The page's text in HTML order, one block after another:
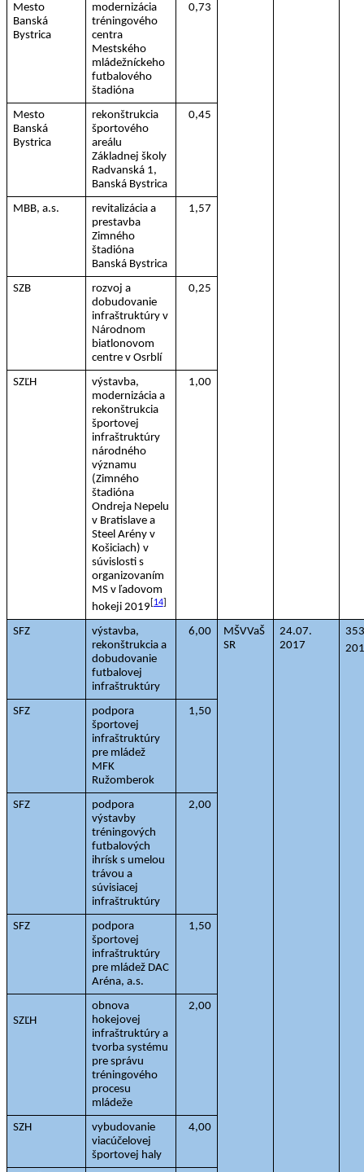
Mesto
Banská
Bystrica
modernizácia
tréningového
centra
Mestského
mládežníckeho
futbalového
štadióna
0,73
Mesto
Banská
Bystrica
rekonštrukcia
športového
areálu
Základnej školy
Radvanská 1,
Banská Bystrica
0,45
MBB, a.s.
revitalizácia a
prestavba
Zimného
štadióna
Banská Bystrica
1,57
SZB
rozvoj a
dobudovanie
infraštruktúry v
Národnom
biatlonovom
centre v Osrblí
0,25
SZĽH
výstavba,
modernizácia a
rekonštrukcia
športovej
infraštruktúry
národného
významu
(Zimného
štadióna
Ondreja Nepelu
v Bratislave a
Steel Arény v
Košiciach) v
súvislosti s
organizovaním
MS v ľadovom
hokeji 2019 14]
1,00
SFZ
výstavba,
rekonštrukcia a
dobudovanie
futbalovej
infraštruktúry
6,00
MŠVVaŠ
SR
24.07.
2017
SFZ
podpora
športovej
infraštruktúry
pre mládež
MFK
Ružomberok
1,50
SFZ
podpora
výstavby
tréningových
futbalových
ihrísk s umelou
trávou a
súvisiacej
infraštruktúry
2,00
SFZ
podpora
športovej
infraštruktúry
pre mládež DAC
Aréna, a.s.
1,50
SZĽH
obnova
hokejovej
infraštruktúry a
tvorba systému
pre správu
tréningového
procesu
mládeže
2,00
SZH
vybudovanie
viacúčelovej
športovej haly
4,00